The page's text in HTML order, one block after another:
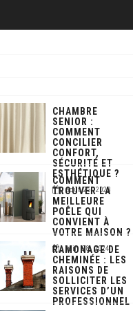
CHAMBRE
SENIOR :
COMMENT
CONCILIER
CONFORT,
SÉCURITÉ ET
ESTHÉTIQUE ?
août 25, 2023
COMMENT
TROUVER LA
MEILLEURE
POÊLE QUI
CONVIENT À
VOTRE MAISON ?
juin 28, 2024
RAMONAGE DE
CHEMINÉE : LES
RAISONS DE
SOLLICITER LES
SERVICES D’UN
PROFESSIONNEL